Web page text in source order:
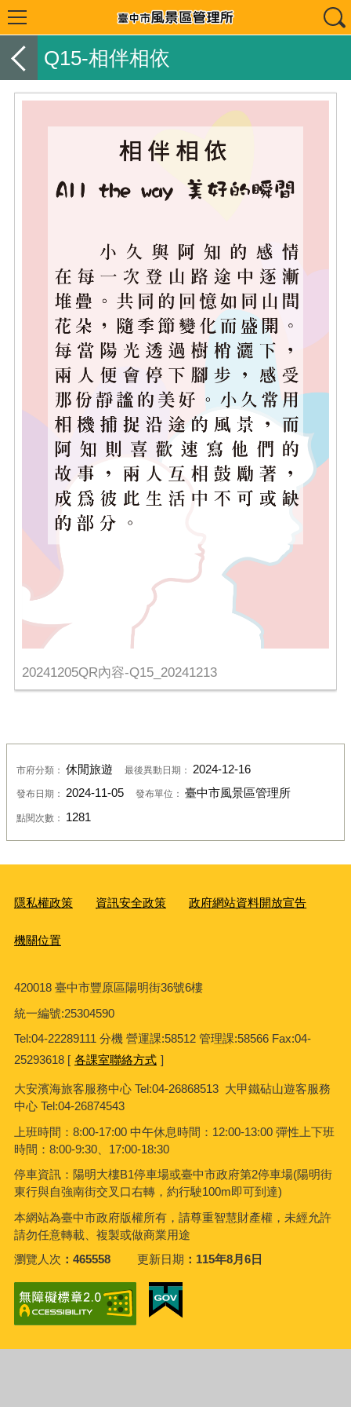
Q15-相伴相依
20241205QR內容-Q15_20241213
市府分類： 休閒旅遊 最後異動日期： 2024-12-16
發布日期： 2024-11-05 發布單位： 臺中市風景區管理所
點閱次數： 1281
隱私權政策 資訊安全政策 政府網站資料開放宣告
機關位置
420018 臺中市豐原區陽明街36號6樓
統一編號:25304590
Tel:04-22289111 分機 營運課:58512 管理課:58566 Fax:04-
25293618 [ 各課室聯絡方式 ]
大安濱海旅客服務中心 Tel:04-26868513 大甲鐵砧山遊客服務
中心 Tel:04-26874543
上班時間：8:00-17:00 中午休息時間：12:00-13:00 彈性上下班
時間：8:00-9:30、17:00-18:30
停車資訊：陽明大樓B1停車場或臺中市政府第2停車場(陽明街
東行與自強南街交叉口右轉，約行駛100m即可到達)
本網站為臺中市政府版權所有，請尊重智慧財產權，未經允許
請勿任意轉載、複製或做商業用途
瀏覽人次
465558 更新日期 115年8月6日